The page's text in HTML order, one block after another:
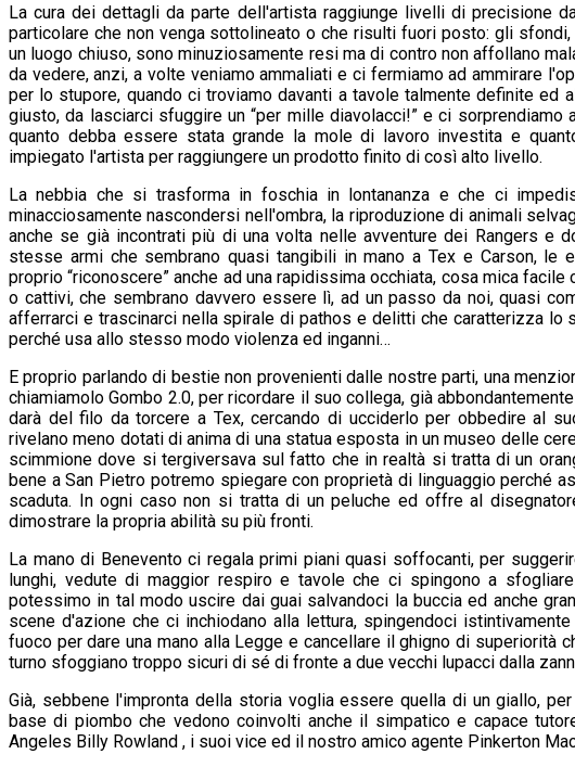
La cura dei dettagli da parte dell'artista raggiunge livelli di precisione
particolare che non venga sottolineato o che risulti fuori posto: gli
un luogo chiuso, sono minuziosamente resi ma di contro non affollano
da vedere, anzi, a volte veniamo ammaliati e ci fermiamo ad ammirare
per lo stupore, quando ci troviamo davanti a tavole talmente definite ed
giusto, da lasciarci sfuggire un “per mille diavolacci!” e ci sorprendiamo
quanto debba essere stata grande la mole di lavoro investita e
impiegato l'artista per raggiungere un prodotto finito di così alto livello.
La nebbia che si trasforma in foschia in lontananza e che ci
minacciosamente nascondersi nell'ombra, la riproduzione di animali
anche se già incontrati più di una volta nelle avventure dei Rangers e
stesse armi che sembrano quasi tangibili in mano a Tex e Carson,
proprio “riconoscere” anche ad una rapidissima occhiata, cosa mica
o cattivi, che sembrano davvero essere lì, ad un passo da noi, quasi
afferrarci e trascinarci nella spirale di pathos e delitti che caratterizza lo
perché usa allo stesso modo violenza ed inganni…
E proprio parlando di bestie non provenienti dalle nostre parti, una
chiamiamolo Gombo 2.0, per ricordare il suo collega, già
darà del filo da torcere a Tex, cercando di ucciderlo per obbedire al
rivelano meno dotati di anima di una statua esposta in un museo delle
scimmione dove si tergiversava sul fatto che in realtà si tratta di un
bene a San Pietro potremo spiegare con proprietà di linguaggio perché
scaduta. In ogni caso non si tratta di un peluche ed offre al
dimostrare la propria abilità su più fronti.
La mano di Benevento ci regala primi piani quasi soffocanti, per
lunghi, vedute di maggior respiro e tavole che ci spingono a
potessimo in tal modo uscire dai guai salvandoci la buccia ed anche
scene d'azione che ci inchiodano alla lettura, spingendoci
fuoco per dare una mano alla Legge e cancellare il ghigno di superiorità
turno sfoggiano troppo sicuri di sé di fronte a due vecchi lupacci dalla
Già, sebbene l'impronta della storia voglia essere quella di un giallo,
base di piombo che vedono coinvolti anche il simpatico e capace
Angeles Billy Rowland , i suoi vice ed il nostro amico agente Pinkerton